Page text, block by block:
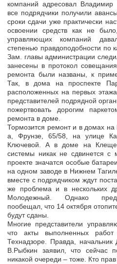
компаний адресовал
все подрядчики получили
сроки сдачи уже практически
освоении средств как не
управляющих компаний
степенью правдоподобности по
Зам. главы администрации
занесены в протокол
ремонта были названы, к
Так, в дома на проспекте
расположенных на первых
представителей подрядной
пожертвовать дорогим
ремонта в доме.
Тормозится ремонт и в домах
а, Фрунзе, 65/58, на улице
Ключевой. А в доме на
системы никак не сдвинется с
проекте значатся особые
на одном заводе в Нижнем
вместе с подрядчиком ждут
же проблема и в нескольких
Молодежный. Однако
пообещал, что 14 октября
будут сданы.
Многие представители
что акты выполненных
Технадзоре. Правда, начальник
В.Рыбкин заявил, что сейчас
никакой очереди – тоже. Кто прав